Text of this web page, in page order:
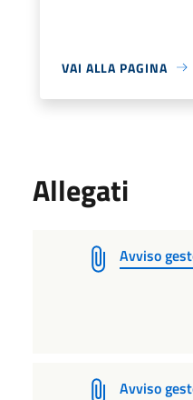
VAI ALLA PAGINA
Allegati
Avviso
Avviso